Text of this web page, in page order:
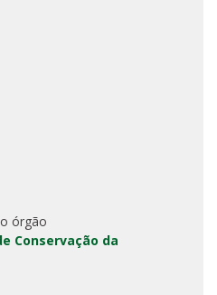
órgão
Conservação da